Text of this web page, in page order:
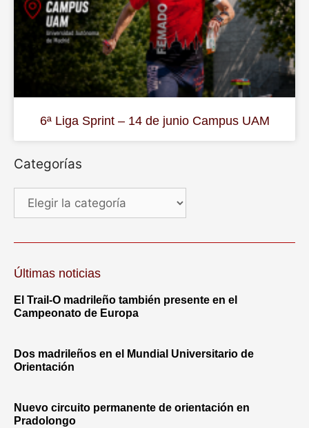
6ª Liga Sprint – 14 de junio Campus UAM
Categorías
Últimas noticias
El Trail-O madrileño también presente en el
Campeonato de Europa
Dos madrileños en el Mundial Universitario de
Orientación
Nuevo circuito permanente de orientación en
Pradolongo